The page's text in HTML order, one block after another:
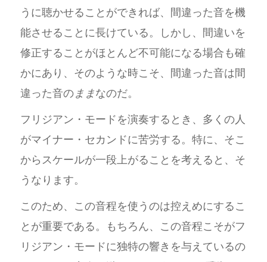
うに聴かせることができれば、間違った音を機
能させることに長けている。しかし、間違いを
修正することがほとんど不可能になる場合も確
かにあり、そのような時こそ、間違った音は間
違った音のままなのだ。
フリジアン・モードを演奏するとき、多くの人
がマイナー・セカンドに苦労する。特に、そこ
からスケールが一段上がることを考えると、そ
うなります。
このため、この音程を使うのは控えめにするこ
とが重要である。もちろん、この音程こそがフ
リジアン・モードに独特の響きを与えているの